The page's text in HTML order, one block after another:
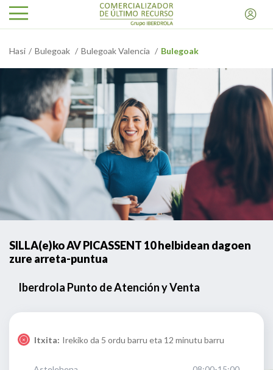
Hasi Bulegoak Bulegoak Valencia Bulegoak
SILLA(e)ko AV PICASSENT 10 helbidean dagoen
zure arreta-puntua
Iberdrola Punto de Atención y Venta
Itxita: Irekiko da 5 ordu barru eta 12 minutu barru